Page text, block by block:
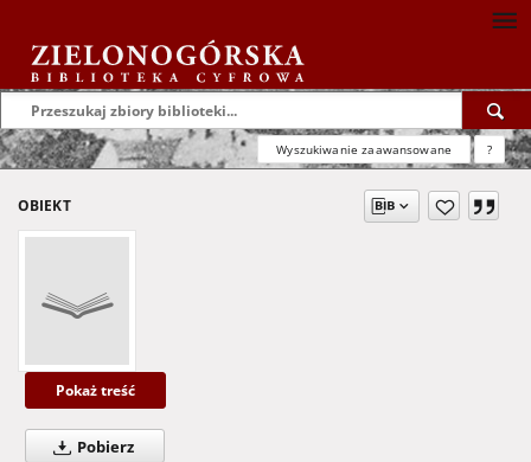
Wyszukiwanie zaawansowane ?
OBIEKT
Pokaż treść
Pobierz